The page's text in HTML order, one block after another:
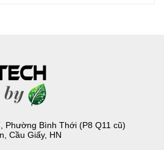
Phường Bình Thới (P8 Q11 cũ)
Cầu Giấy, HN